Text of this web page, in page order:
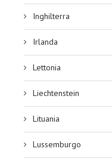
Inghilterra
Irlanda
Lettonia
Liechtenstein
Lituania
Lussemburgo